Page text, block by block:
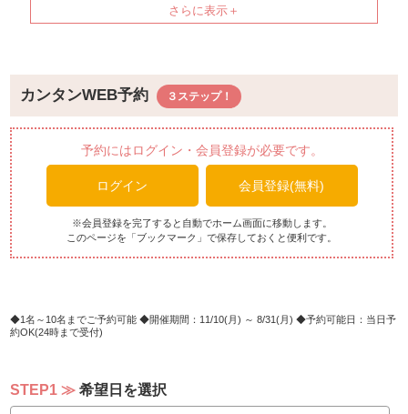
【温製料理】ケイジャンシーフード、タンドリーチキン、
チャーハン、べーコンクリームパスタ、日替わり中華
【オープンキッチン】
天婦羅：海老、サツマイモ
その他：ピザ、白身魚フライ
【ライブキッチン】
サーロインステーキ、スペアリブ、骨付きソーセージ
【その他】
レッドカレー、ミックスカレー、テビチ、冷やし担々麺
※メニュー内容は予告なく変更する場合がございます。
カンタンWEB予約
予約にはログイン・会員登録が必要です。
ログイン 会員登録(無料)
※会員登録を完了すると自動でホーム画面に移動します。
このページを「ブックマーク」で保存しておくと便利です。
1名～10名までご予約可能 開催期間：11/10(月) ～ 8/31(月)
予約可能日：当日予
約OK(24時まで受付)
STEP1 希望日を選択